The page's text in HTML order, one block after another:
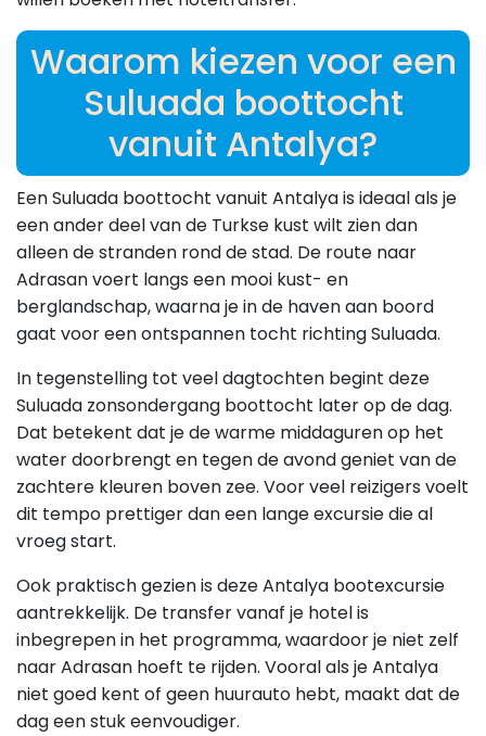
Waarom kiezen voor een
Suluada boottocht
vanuit Antalya?
Een Suluada boottocht vanuit Antalya is ideaal als je
een ander deel van de Turkse kust wilt zien dan
alleen de stranden rond de stad. De route naar
Adrasan voert langs een mooi kust- en
berglandschap, waarna je in de haven aan boord
gaat voor een ontspannen tocht richting Suluada.
In tegenstelling tot veel dagtochten begint deze
Suluada zonsondergang boottocht later op de dag.
Dat betekent dat je de warme middaguren op het
water doorbrengt en tegen de avond geniet van de
zachtere kleuren boven zee. Voor veel reizigers voelt
dit tempo prettiger dan een lange excursie die al
vroeg start.
Ook praktisch gezien is deze Antalya bootexcursie
aantrekkelijk. De transfer vanaf je hotel is
inbegrepen in het programma, waardoor je niet zelf
naar Adrasan hoeft te rijden. Vooral als je Antalya
niet goed kent of geen huurauto hebt, maakt dat de
dag een stuk eenvoudiger.